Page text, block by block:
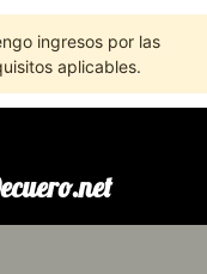
ingresos por las
aplicables.